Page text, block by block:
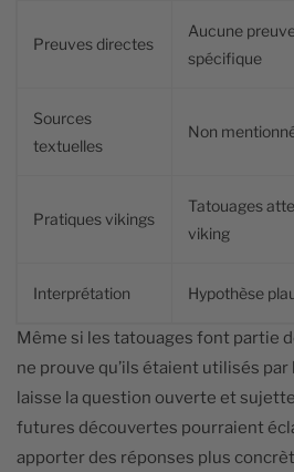
Preuves directes
Aucune
spécifique
Sources
textuelles
Non
Pratiques vikings
Tatouages
viking
Interprétation Hypothèse
Même si les tatouages font partie
ne prouve qu’ils étaient utilisés
laisse la question ouverte et
futures découvertes pourraient
apporter des réponses plus